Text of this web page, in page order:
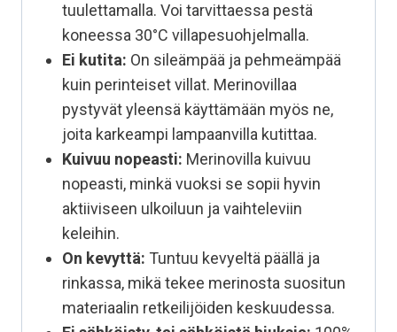
tuulettamalla. Voi tarvittaessa pestä
koneessa 30°C villapesuohjelmalla.
Ei kutita: On sileämpää ja pehmeämpää
kuin perinteiset villat. Merinovillaa
pystyvät yleensä käyttämään myös ne,
joita karkeampi lampaanvilla kutittaa.
Kuivuu nopeasti: Merinovilla kuivuu
nopeasti, minkä vuoksi se sopii hyvin
aktiiviseen ulkoiluun ja vaihteleviin
keleihin.
On kevyttä: Tuntuu kevyeltä päällä ja
rinkassa, mikä tekee merinosta suositun
materiaalin retkeilijöiden keskuudessa.